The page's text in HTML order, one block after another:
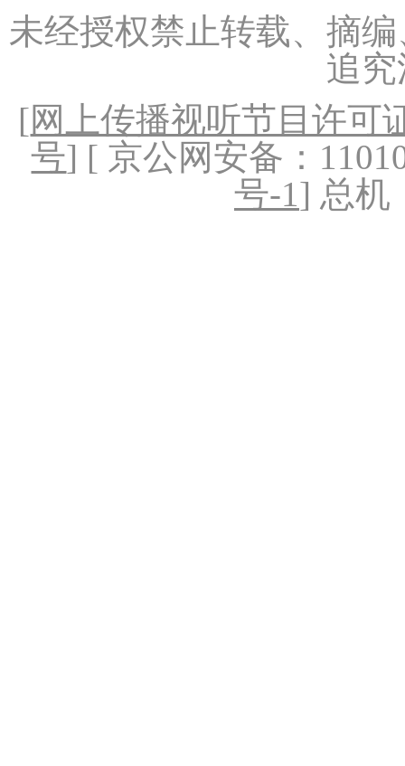
未经授权禁止转载、摘
追
[网上传播视听节目许可
号] [ 京公网安备：
号-1] 总机